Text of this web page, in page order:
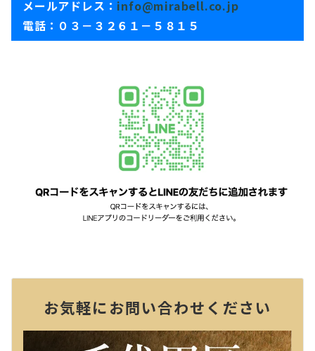
メールアドレス： info@mirabell.co.jp
電話：０３－３２６１－５８１５
お気軽にお問い合わせください